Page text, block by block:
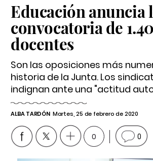
Educación anuncia
convocatoria de
docentes
Son las oposiciones más
historia de la Junta. Los
indignan ante una "actitud
ALBA TARDÓN Martes, 25 de febrero de 2020
0 0